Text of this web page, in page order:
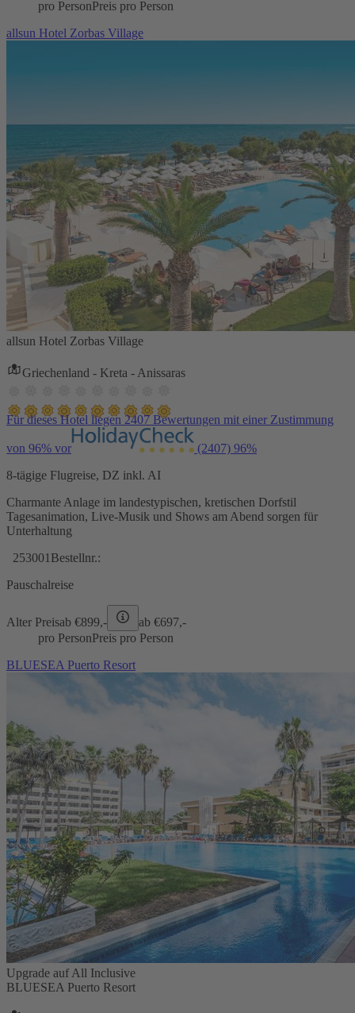
pro PersonPreis pro Person
allsun Hotel Zorbas Village
allsun Hotel Zorbas Village
Griechenland - Kreta - Anissaras
Für dieses Hotel liegen 2407 Bewertungen mit einer Zustimmung
von 96% vor (2407) 96%
8-tägige Flugreise, DZ inkl. AI
Charmante Anlage im landestypischen, kretischen Dorfstil
Tagesanimation, Live-Musik und Shows am Abend sorgen für
Unterhaltung
253001 Bestellnr.:
Pauschalreise
Alter Preisab €899,- ab €697,-
pro PersonPreis pro Person
BLUESEA Puerto Resort
Upgrade auf All Inclusive
BLUESEA Puerto Resort